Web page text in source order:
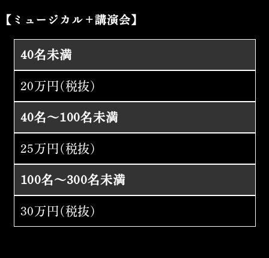
【ミュージカル＋講演会】
40名未満
20万円(税抜)
40名～100名未満
25万円(税抜)
100名～300名未満
30万円(税抜)